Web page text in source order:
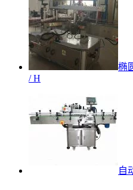
椭
/ H
自